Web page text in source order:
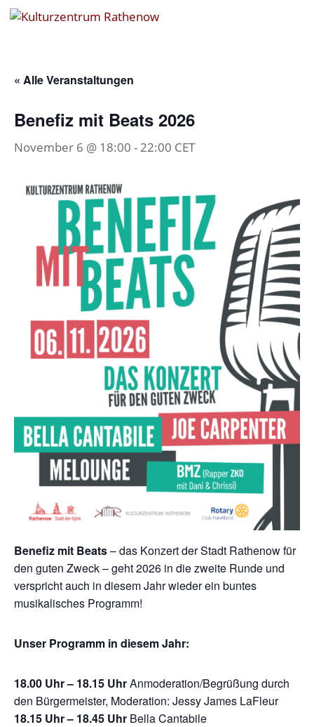
« Alle Veranstaltungen
Benefiz mit Beats 2026
November 6 @ 18:00 -22:00 CET
Benefiz mit Beats– das Konzert der Stadt Rathenow für
den guten Zweck – geht 2026 in die zweite Runde und
verspricht auch in diesem Jahr wieder ein buntes
musikalisches Programm!
Unser Programm in diesem Jahr:
18.00 Uhr – 18.15 UhrAnmoderation/Begrüßung durch
den Bürgermeister, Moderation: Jessy James LaFleur
18.15 Uhr – 18.45 Uhr Bella Cantabile